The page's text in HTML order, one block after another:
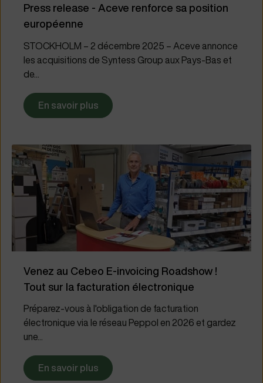
Press release - Aceve renforce sa position
européenne
STOCKHOLM – 2 décembre 2025 – Aceve annonce
les acquisitions de Syntess Group aux Pays-Bas et
de...
En savoir plus
Venez au Cebeo E-invoicing Roadshow !
Tout sur la facturation électronique
Préparez-vous à l'obligation de facturation
électronique via le réseau Peppol en 2026 et gardez
une...
En savoir plus